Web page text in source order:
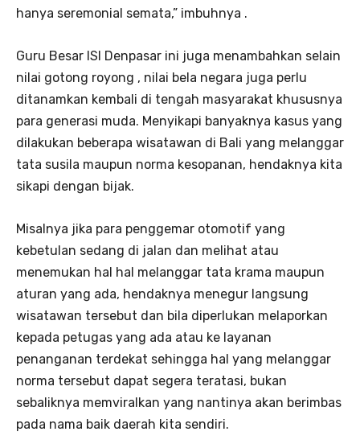
hanya seremonial semata,” imbuhnya .
Guru Besar ISI Denpasar ini juga menambahkan selain
nilai gotong royong , nilai bela negara juga perlu
ditanamkan kembali di tengah masyarakat khususnya
para generasi muda. Menyikapi banyaknya kasus yang
dilakukan beberapa wisatawan di Bali yang melanggar
tata susila maupun norma kesopanan, hendaknya kita
sikapi dengan bijak.
Misalnya jika para penggemar otomotif yang
kebetulan sedang di jalan dan melihat atau
menemukan hal hal melanggar tata krama maupun
aturan yang ada, hendaknya menegur langsung
wisatawan tersebut dan bila diperlukan melaporkan
kepada petugas yang ada atau ke layanan
penanganan terdekat sehingga hal yang melanggar
norma tersebut dapat segera teratasi, bukan
sebaliknya memviralkan yang nantinya akan berimbas
pada nama baik daerah kita sendiri.